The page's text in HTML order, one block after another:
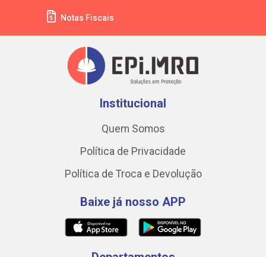
Notas Fiscais
Institucional
Quem Somos
Política de Privacidade
Política de Troca e Devolução
Baixe já nosso APP